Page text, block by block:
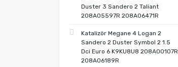
Duster 3 Sandero 2 Taliant
208A05597R 208A06471R
Katalizör Megane 4 Logan 2
Sandero 2 Duster Symbol 2 1.5
Dci Euro 6 K9KU8U8 208A00107R
208A06189R